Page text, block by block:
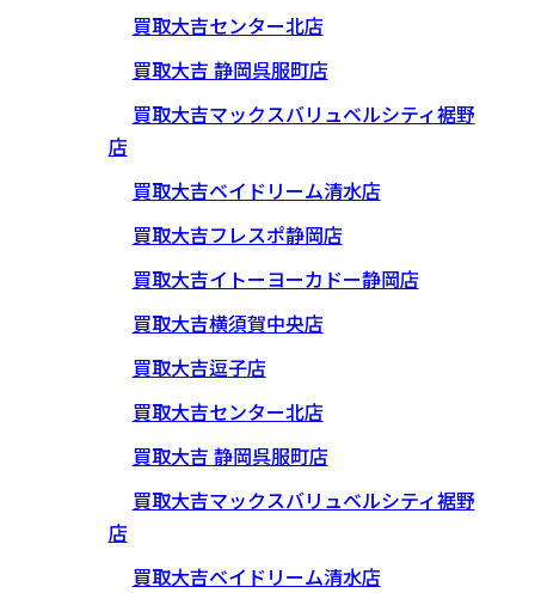
買取大吉センター北店
買取大吉 静岡呉服町店
買取大吉マックスバリュベルシティ裾野
店
買取大吉ベイドリーム清水店
買取大吉フレスポ静岡店
買取大吉イトーヨーカドー静岡店
買取大吉横須賀中央店
買取大吉逗子店
買取大吉センター北店
買取大吉 静岡呉服町店
買取大吉マックスバリュベルシティ裾野
店
買取大吉ベイドリーム清水店